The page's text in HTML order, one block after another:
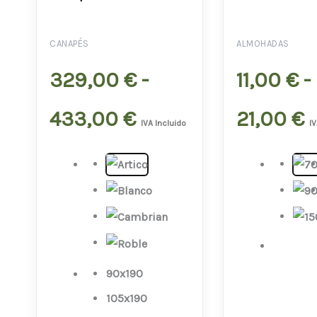
CANAPÉS
329,00€ -
433,00€
de
desde
329,00 €
hasta
433,00 €
IVA Incluido
90x190
105x190
ALMOHADAS
11,00€ -
21,00€